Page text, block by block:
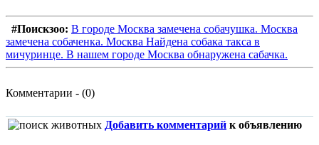
#Поискзоо: В городе Москва замечена собачушка. Москва
замечена собаченка. Москва Найдена собака такса в
мичуринце. В нашем городе Москва обнаружена сабачка.
Комментарии - (0)
Добавить комментарий к объявлению